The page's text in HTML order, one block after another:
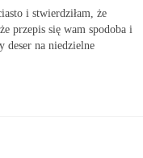
i stwierdziłam, że
przepis się wam spodoba i
deser na niedzielne